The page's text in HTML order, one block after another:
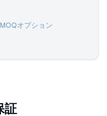
オプション
証